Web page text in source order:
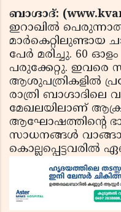
ബാഗ്ദാദ്:
ഇറാഖില്‍ പെരുന്നാല്‍
മാര്‍കെറ്റിലുണ്ടായ
പേര്‍ മരിച്ചു. 60
പരുക്കേറ്റു. ഇവരെ
ആശുപത്രികളില്‍
രാത്രി ബാഗ്ദാദിലെ
മേഖലയിലാണ്
ആഘോഷത്തിന്റെ
സാധനങ്ങള്‍
കൊല്ലപ്പെട്ടവരില്‍